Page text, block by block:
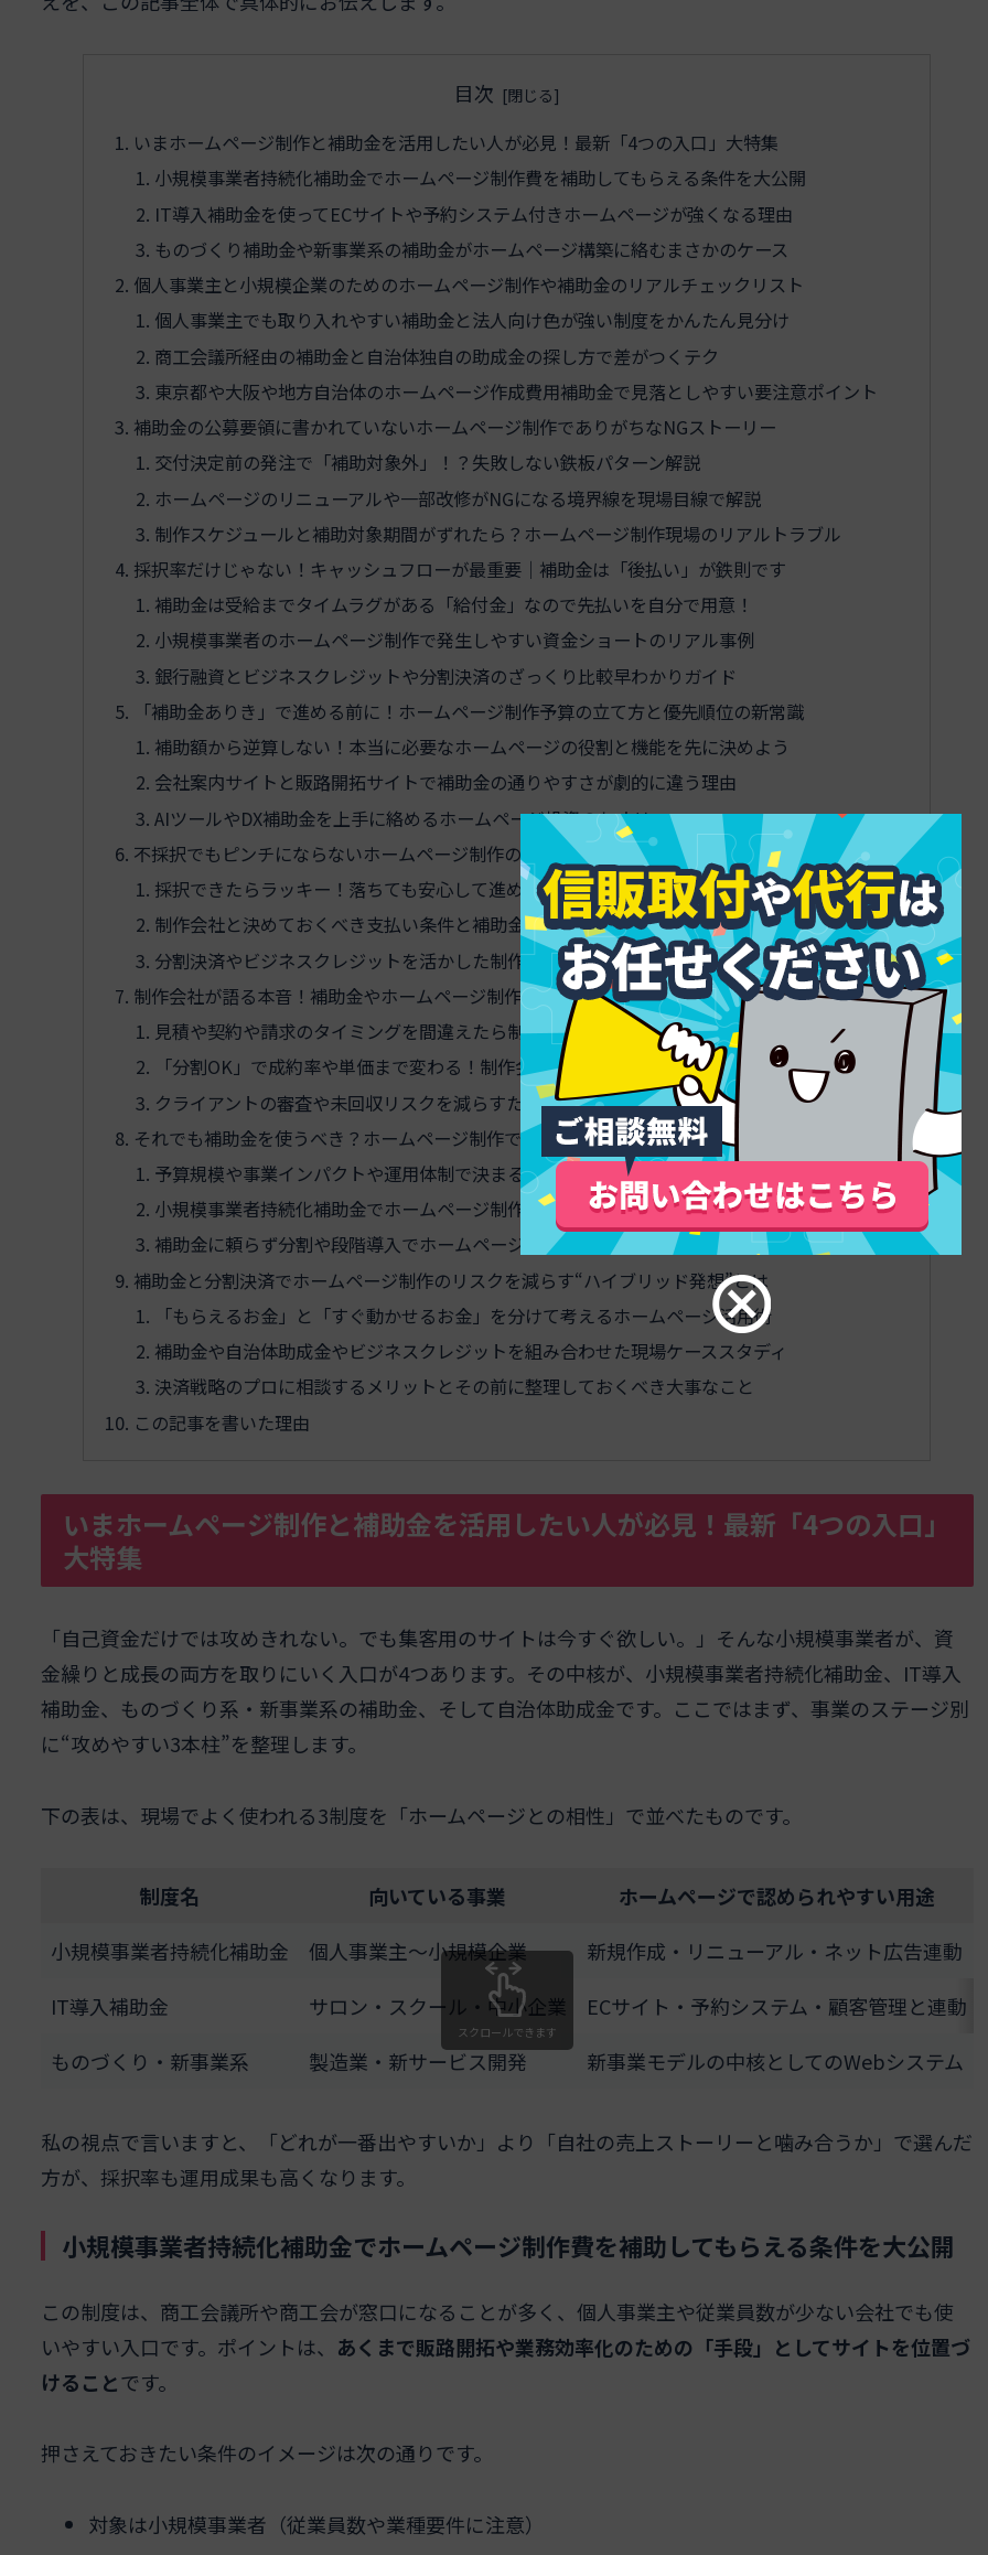
目次
いまホームページ制作と補助金を活用したい人が必見！最新「4つの入口」大特集
小規模事業者持続化補助金でホームページ制作費を補助してもらえる条件を大公開
IT導入補助金を使ってECサイトや予約システム付きホームページが強くなる理由
ものづくり補助金や新事業系の補助金がホームページ構築に絡むまさかのケース
個人事業主と小規模企業のためのホームページ制作や補助金のリアルチェックリスト
個人事業主でも取り入れやすい補助金と法人向け色が強い制度をかんたん見分け
商工会議所経由の補助金と自治体独自の助成金の探し方で差がつくテク
東京都や大阪や地方自治体のホームページ作成費用補助金で見落としやすい要注意ポイント
補助金の公募要領に書かれていないホームページ制作でありがちなNGストーリー
交付決定前の発注で「補助対象外」！？失敗しない鉄板パターン解説
ホームページのリニューアルや一部改修がNGになる境界線を現場目線で解説
制作スケジュールと補助対象期間がずれたら？ホームページ制作現場のリアルトラブル
採択率だけじゃない！キャッシュフローが最重要｜補助金は「後払い」が鉄則です
補助金は受給までタイムラグがある「給付金」なので先払いを自分で用意！
小規模事業者のホームページ制作で発生しやすい資金ショートのリアル事例
銀行融資とビジネスクレジットや分割決済のざっくり比較早わかりガイド
「補助金ありき」で進める前に！ホームページ制作予算の立て方と優先順位の新常識
補助額から逆算しない！本当に必要なホームページの役割と機能を先に決めよう
会社案内サイトと販路開拓サイトで補助金の通りやすさが劇的に違う理由
AIツールやDX補助金を上手に絡めるホームページ投資のセオリー
不採択でもピンチにならないホームページ制作の必勝戦略｜分割決済や後払いを取り入れよう
採択できたらラッキー！落ちても安心して進める資金計画のつくり方
制作会社と決めておくべき支払い条件と補助金申請フローの超基礎
分割決済やビジネスクレジットを活かした制作現場の動かし方
制作会社が語る本音！補助金やホームページ制作案件でもっとも困っている本当のこと
見積や契約や請求のタイミングを間違えたら制作会社も苦しい…現場でのリアル対策
「分割OK」で成約率や単価まで変わる！制作会社の秘密テク
クライアントの審査や未回収リスクを減らすため制作会社が実際にしているチェックポイント
それでも補助金を使うべき？ホームページ制作で本当に申請する価値が高いケースの見抜き方
予算規模や事業インパクトや運用体制で決まる！補助金向き／不向きのボーダーライン
小規模事業者持続化補助金でホームページ制作を狙うときの実践チェックリスト
補助金に頼らず分割や段階導入でホームページを育てていく新しい戦略
補助金と分割決済でホームページ制作のリスクを減らす“ハイブリッド発想”とは
「もらえるお金」と「すぐ動かせるお金」を分けて考えるホームページ活用術
補助金や自治体助成金やビジネスクレジットを組み合わせた現場ケーススタディ
決済戦略のプロに相談するメリットとその前に整理しておくべき大事なこと
この記事を書いた理由
いまホームページ制作と補助金を活用したい人が必見！最新「4つの入口」
大特集
「自己資金だけでは攻めきれない。でも集客用のサイトは今すぐ欲しい。」そんな小規模事業者が、資
金繰りと成長の両方を取りにいく入口が4つあります。その中核が、小規模事業者持続化補助金、IT導入
補助金、ものづくり系・新事業系の補助金、そして自治体助成金です。ここではまず、事業のステージ別
に“攻めやすい3本柱”を整理します。
下の表は、現場でよく使われる3制度を「ホームページとの相性」で並べたものです。
制度名 向いている事業
ホームページで認められやすい用途
小規模事業者持続化補助金
個人事業主～小規模企業 新規作成・リニューアル・ネット広告連動
IT導入補助金
サロン・スクール・中小企業 ECサイト・予約システム・顧客管理と連動
ものづくり・新事業系
製造業・新サービス開発 新事業モデルの中核としてのWebシステム
スクロールできます
私の視点で言いますと、「どれが一番出やすいか」より「自社の売上ストーリーと噛み合うか」で選んだ
方が、採択率も運用成果も高くなります。
小規模事業者持続化補助金でホームページ制作費を補助してもらえる条件を大公開
この制度は、商工会議所や商工会が窓口になることが多く、個人事業主や従業員数が少ない会社でも使
いやすい入口です。ポイントは、 あくまで販路開拓や業務効率化のための「手段」としてサイトを位置づ
けることです。
押さえておきたい条件のイメージは次の通りです。
対象は小規模事業者（従業員数や業種要件に注意）